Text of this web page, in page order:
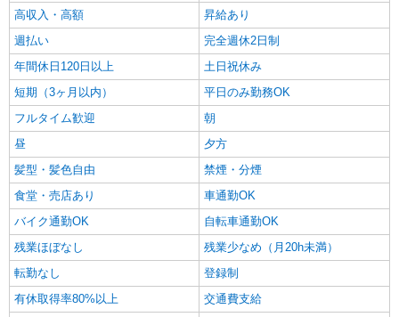
高収入・高額
昇給あり
週払い
完全週休2日制
年間休日120日以上
土日祝休み
短期（3ヶ月以内）
平日のみ勤務OK
フルタイム歓迎
朝
昼
夕方
髪型・髪色自由
禁煙・分煙
食堂・売店あり
車通勤OK
バイク通勤OK
自転車通勤OK
残業ほぼなし
残業少なめ（月20h未満）
転勤なし
登録制
有休取得率80%以上
交通費支給